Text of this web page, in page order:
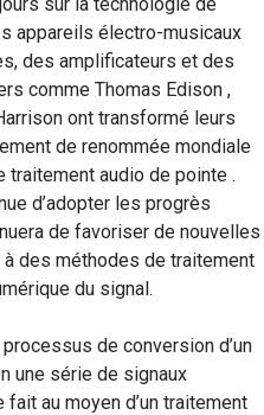
appareils électro-musicaux
des amplificateurs et des
comme Thomas Edison ,
ont transformé leurs
de renommée mondiale
traitement audio de pointe .
d’adopter les progrès
de favoriser de nouvelles
des méthodes de traitement
du signal.
de conversion d’un
une série de signaux
au moyen d’un traitement